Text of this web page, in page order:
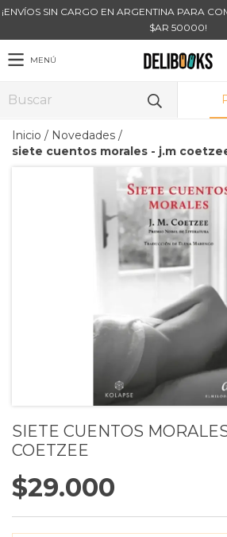
¡ENVÍOS SIN CARGO EN ARGENTINA PARA
$AR 50000!
MENÚ
Inicio / Novedades /
siete cuentos morales - j.m
SIETE CUENTOS
COETZEE
$29.000